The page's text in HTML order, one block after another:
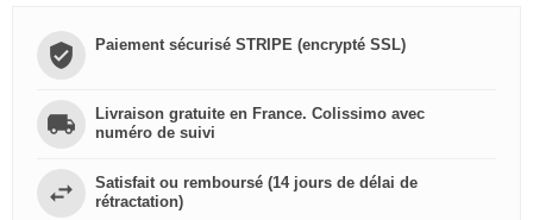
Paiement sécurisé STRIPE (encrypté SSL)
Livraison gratuite en France. Colissimo avec
numéro de suivi
Satisfait ou remboursé (14 jours de délai de
rétractation)